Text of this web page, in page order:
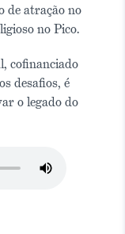
de atração no
no Pico.
cofinanciado
desafios, é
o legado do